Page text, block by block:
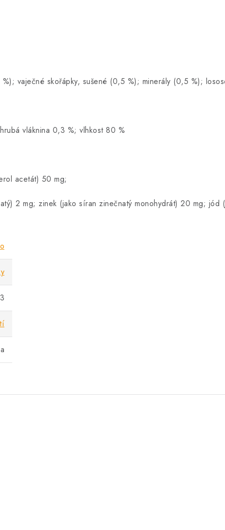
vaječné skořápky, sušené (0,5 %); minerály (0,5 %);
vláknina 0,3 %; vlhkost 80 %
acetát) 50 mg;
2 mg; zinek (jako síran zinečnatý monohydrát) 20 mg; jód